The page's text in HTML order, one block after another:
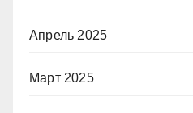
Апрель 2025
Март 2025